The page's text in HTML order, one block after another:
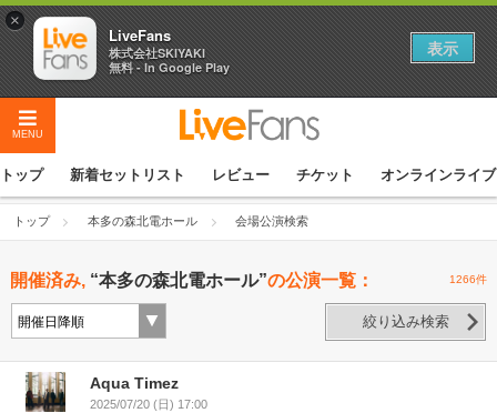
MENU
トップ 新着セットリスト レビュー チケット オンラインライブ
トップ 本多の森北電ホール 会場公演検索
開催済み, “本多の森北電ホール”の公演一覧： 1266件
絞り込み検索
Aqua Timez
2025/07/20 (日) 17:00
×
LiveFans
株式会社SKIYAKI
無料 - In Google Play
表示